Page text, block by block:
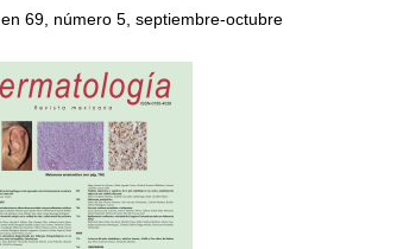
69, número 5, septiembre-octubre